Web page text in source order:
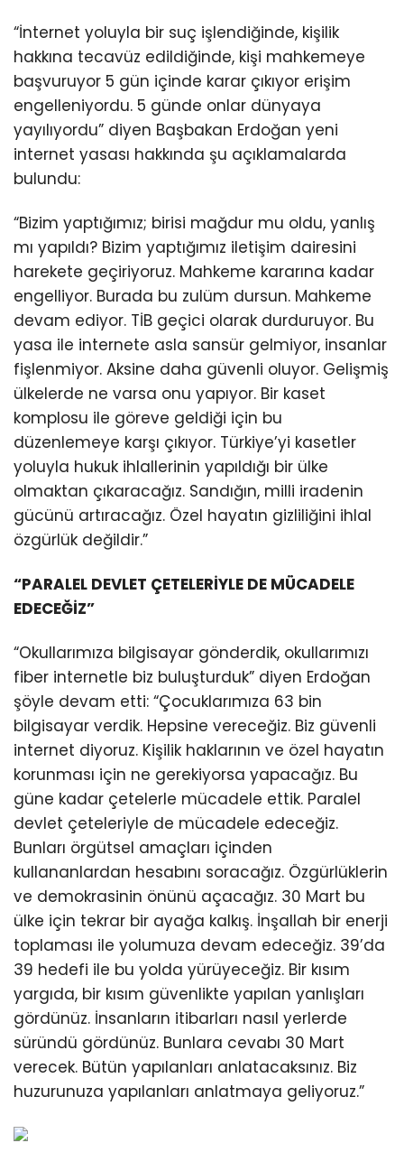
“İnternet yoluyla bir suç işlendiğinde, kişilik
hakkına tecavüz edildiğinde, kişi mahkemeye
başvuruyor 5 gün içinde karar çıkıyor erişim
engelleniyordu. 5 günde onlar dünyaya
yayılıyordu” diyen Başbakan Erdoğan yeni
internet yasası hakkında şu açıklamalarda
bulundu:
“Bizim yaptığımız; birisi mağdur mu oldu, yanlış
mı yapıldı? Bizim yaptığımız iletişim dairesini
harekete geçiriyoruz. Mahkeme kararına kadar
engelliyor. Burada bu zulüm dursun. Mahkeme
devam ediyor. TİB geçici olarak durduruyor. Bu
yasa ile internete asla sansür gelmiyor, insanlar
fişlenmiyor. Aksine daha güvenli oluyor. Gelişmiş
ülkelerde ne varsa onu yapıyor. Bir kaset
komplosu ile göreve geldiği için bu
düzenlemeye karşı çıkıyor. Türkiye’yi kasetler
yoluyla hukuk ihlallerinin yapıldığı bir ülke
olmaktan çıkaracağız. Sandığın, milli iradenin
gücünü artıracağız. Özel hayatın gizliliğini ihlal
özgürlük değildir.”
“PARALEL DEVLET ÇETELERİYLE DE MÜCADELE
EDECEĞİZ”
“Okullarımıza bilgisayar gönderdik, okullarımızı
fiber internetle biz buluşturduk” diyen Erdoğan
şöyle devam etti: “Çocuklarımıza 63 bin
bilgisayar verdik. Hepsine vereceğiz. Biz güvenli
internet diyoruz. Kişilik haklarının ve özel hayatın
korunması için ne gerekiyorsa yapacağız. Bu
güne kadar çetelerle mücadele ettik. Paralel
devlet çeteleriyle de mücadele edeceğiz.
Bunları örgütsel amaçları içinden
kullananlardan hesabını soracağız. Özgürlüklerin
ve demokrasinin önünü açacağız. 30 Mart bu
ülke için tekrar bir ayağa kalkış. İnşallah bir enerji
toplaması ile yolumuza devam edeceğiz. 39’da
39 hedefi ile bu yolda yürüyeceğiz. Bir kısım
yargıda, bir kısım güvenlikte yapılan yanlışları
gördünüz. İnsanların itibarları nasıl yerlerde
süründü gördünüz. Bunlara cevabı 30 Mart
verecek. Bütün yapılanları anlatacaksınız. Biz
huzurunuza yapılanları anlatmaya geliyoruz.”